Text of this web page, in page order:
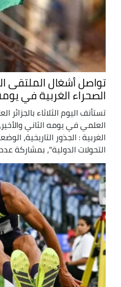
تواصل أشغال الملتقى
الصحراء الغربية في يومه
تستأنف اليوم الثلاثاء بالجزائر
العلمي في يومه الثاني
الغربية : الجذور التاريخية،
التحولات الدولية"، بمشاركة عدد